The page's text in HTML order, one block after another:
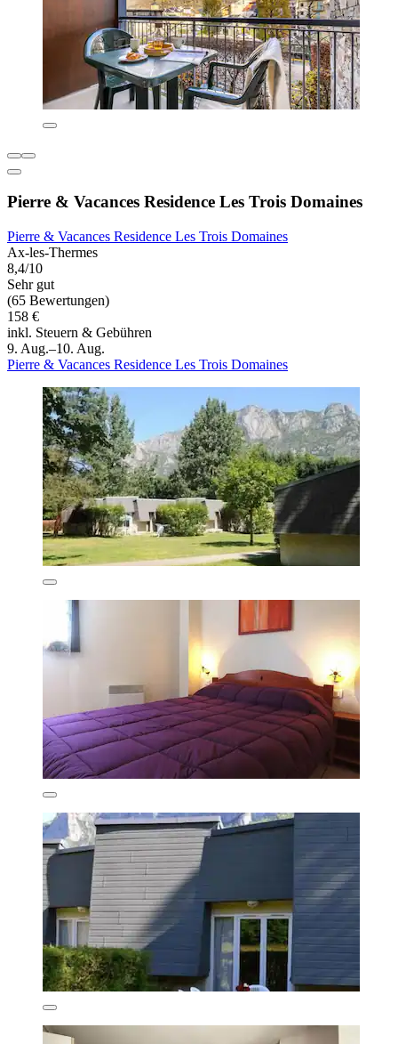
Pierre & Vacances Residence Les Trois Domaines
Pierre & Vacances Residence Les Trois Domaines
Ax-les-Thermes
8,4/10
Sehr gut
(65 Bewertungen)
158 €
inkl. Steuern & Gebühren
9. Aug.–10. Aug.
Pierre & Vacances Residence Les Trois Domaines